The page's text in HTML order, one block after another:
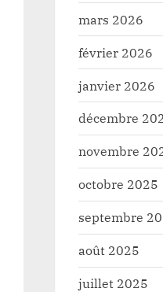
affaires
les différents
par la
mars 2026
février 2026
janvier 2026
décembre
novembre
octobre 2025
septembre
août 2025
juillet 2025